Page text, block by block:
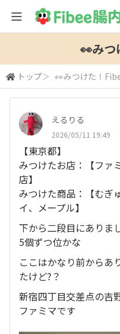
👀み
トップ＞ 👀みつけた！
えるりる
2026/05/11 19:49
【東京都】
みつけたお店：【フ
店】
みつけた商品：【む
イ、メープル】
下から二段目にありま
5個ずつ位かな
ここはかなり前からあ
たけど?？
新宿四丁目交差点の吉
ファミマです